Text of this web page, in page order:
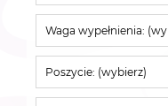
Waga wypełnienia:
Poszycie: (wybierz)